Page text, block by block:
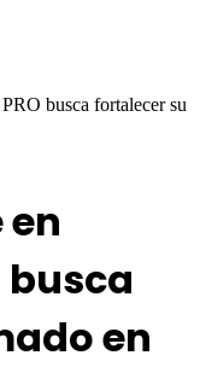
busca fortalecer su
busca
en